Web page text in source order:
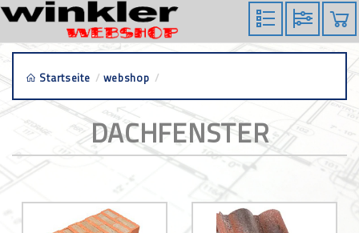
Startseite / webshop /
DACHFENSTER